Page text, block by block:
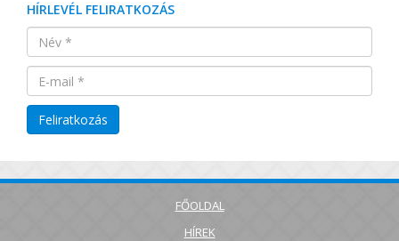
HÍRLEVÉL FELIRATKOZÁS
FŐOLDAL
HÍREK